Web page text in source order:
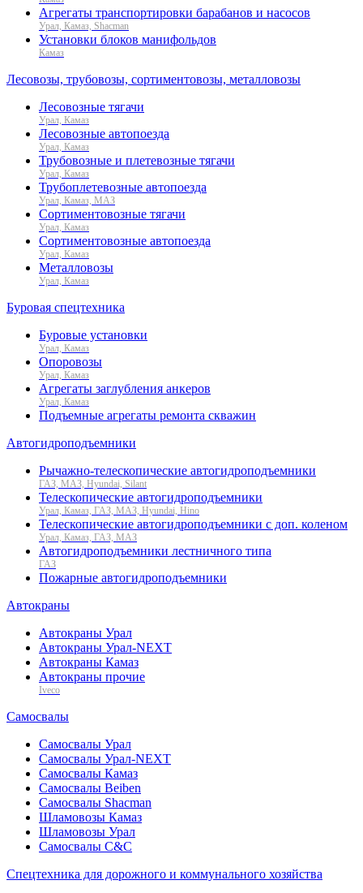
Агрегаты транспортировки барабанов и насосов
Урал, Камаз, Shacman
Установки блоков манифольдов
Камаз
Лесовозы, трубовозы, сортиментовозы, металловозы
Лесовозные тягачи
Урал, Камаз
Лесовозные автопоезда
Урал, Камаз
Трубовозные и плетевозные тягачи
Урал, Камаз
Трубоплетевозные автопоезда
Урал, Камаз, МАЗ
Сортиментовозные тягачи
Урал, Камаз
Сортиментовозные автопоезда
Урал, Камаз
Металловозы
Урал, Камаз
Буровая спецтехника
Буровые установки
Урал, Камаз
Опоровозы
Урал, Камаз
Агрегаты заглубления анкеров
Урал, Камаз
Подъемные агрегаты ремонта скважин
Автогидроподъемники
Рычажно-телескопические автогидроподъемники
ГАЗ, МАЗ, Hyundai, Silant
Телескопические автогидроподъемники
Урал, Камаз, ГАЗ, МАЗ, Hyundai, Hino
Телескопические автогидроподъемники с доп. коленом
Урал, Камаз, ГАЗ, МАЗ
Автогидроподъемники лестничного типа
ГАЗ
Пожарные автогидроподъемники
Автокраны
Автокраны Урал
Автокраны Урал-NEXT
Автокраны Камаз
Автокраны прочие
Iveco
Самосвалы
Самосвалы Урал
Самосвалы Урал-NEXT
Самосвалы Камаз
Самосвалы Beiben
Самосвалы Shacman
Шламовозы Камаз
Шламовозы Урал
Самосвалы C&C
Спецтехника для дорожного и коммунального хозяйства